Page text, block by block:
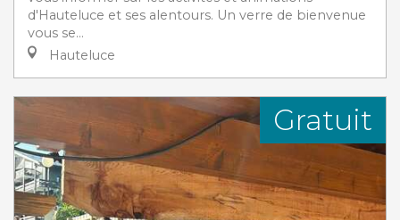
d'Hauteluce et ses alentours. Un verre de bienvenue
vous se...
Hauteluce
Gratuit